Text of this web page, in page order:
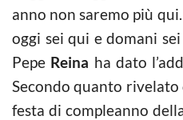
anno non saremo più
oggi sei qui e domani
Pepe Reina ha dato
Secondo quanto
festa di compleanno